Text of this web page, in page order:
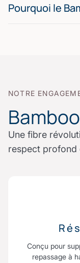
Pourquoi le
NOTRE
Une fibre
respect profond
Conçu pour
repassage à